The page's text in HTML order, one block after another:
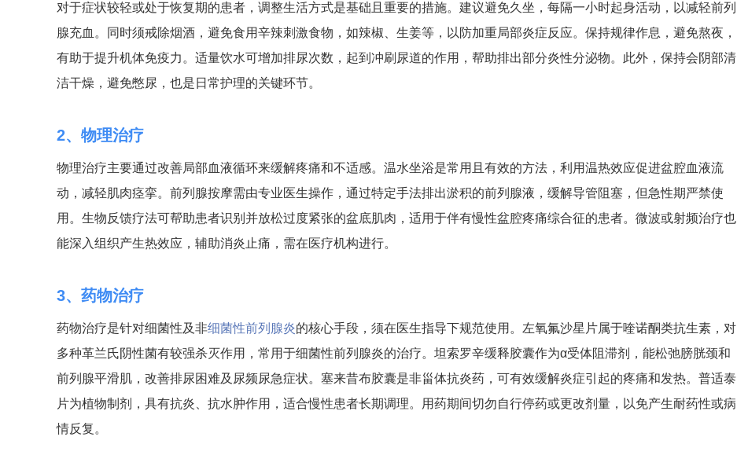
对于症状较轻或处于恢复期的患者，调整生活方式是基础且重要的措施。建议避免久坐，每隔一小时起身活动，以减轻前列
腺充血。同时须戒除烟酒，避免食用辛辣刺激食物，如辣椒、生姜等，以防加重局部炎症反应。保持规律作息，避免熬夜，
有助于提升机体免疫力。适量饮水可增加排尿次数，起到冲刷尿道的作用，帮助排出部分炎性分泌物。此外，保持会阴部清
洁干燥，避免憋尿，也是日常护理的关键环节。
2、物理治疗
物理治疗主要通过改善局部血液循环来缓解疼痛和不适感。温水坐浴是常用且有效的方法，利用温热效应促进盆腔血液流
动，减轻肌肉痉挛。前列腺按摩需由专业医生操作，通过特定手法排出淤积的前列腺液，缓解导管阻塞，但急性期严禁使
用。生物反馈疗法可帮助患者识别并放松过度紧张的盆底肌肉，适用于伴有慢性盆腔疼痛综合征的患者。微波或射频治疗也
能深入组织产生热效应，辅助消炎止痛，需在医疗机构进行。
3、药物治疗
药物治疗是针对细菌性及非细菌性前列腺炎的核心手段，须在医生指导下规范使用。左氧氟沙星片属于喹诺酮类抗生素，对
多种革兰氏阴性菌有较强杀灭作用，常用于细菌性前列腺炎的治疗。坦索罗辛缓释胶囊作为α受体阻滞剂，能松弛膀胱颈和
前列腺平滑肌，改善排尿困难及尿频尿急症状。塞来昔布胶囊是非甾体抗炎药，可有效缓解炎症引起的疼痛和发热。普适泰
片为植物制剂，具有抗炎、抗水肿作用，适合慢性患者长期调理。用药期间切勿自行停药或更改剂量，以免产生耐药性或病
情反复。